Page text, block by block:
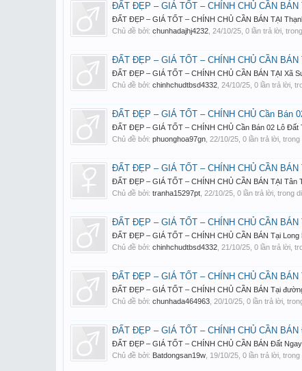
ĐẤT ĐẸP – GIÁ TỐT – CHÍNH CHỦ CẦN
ĐẤT ĐẸP – GIÁ TỐT – CHÍNH CHỦ CẦN BÁN TẠI
Chủ đề bởi: chunhadajhj4232 24/10/25 , 0 lần trả lời,
ĐẤT ĐẸP – GIÁ TỐT – CHÍNH CHỦ CẦN
ĐẤT ĐẸP – GIÁ TỐT – CHÍNH CHỦ CẦN BÁN TẠI Xã
Chủ đề bởi: chinhchudtbsd4332 24/10/25 , 0 lần trả lời,
ĐẤT ĐẸP – GIÁ TỐT – CHÍNH CHỦ Cần Bán
ĐẤT ĐẸP – GIÁ TỐT – CHÍNH CHỦ Cần Bán 02 Lô Đất
Chủ đề bởi: phuonghoa97gn 22/10/25 , 0 lần trả lời,
ĐẤT ĐẸP – GIÁ TỐT – CHÍNH CHỦ CẦN
ĐẤT ĐẸP – GIÁ TỐT – CHÍNH CHỦ CẦN BÁN TẠI Tân
Chủ đề bởi: tranha15297pt 22/10/25 , 0 lần trả lời, trong
ĐẤT ĐẸP – GIÁ TỐT – CHÍNH CHỦ CẦN
ĐẤT ĐẸP – GIÁ TỐT – CHÍNH CHỦ CẦN BÁN Tại
Chủ đề bởi: chinhchudtbsd4332 21/10/25 , 0 lần trả lời,
ĐẤT ĐẸP – GIÁ TỐT – CHÍNH CHỦ CẦN
ĐẤT ĐẸP – GIÁ TỐT – CHÍNH CHỦ CẦN BÁN Tại
Chủ đề bởi: chunhada464963 20/10/25 , 0 lần trả lời,
ĐẤT ĐẸP – GIÁ TỐT – CHÍNH CHỦ CẦN
ĐẤT ĐẸP – GIÁ TỐT – CHÍNH CHỦ CẦN BÁN Đất
Chủ đề bởi: Batdongsan19w 19/10/25 , 0 lần trả lời,